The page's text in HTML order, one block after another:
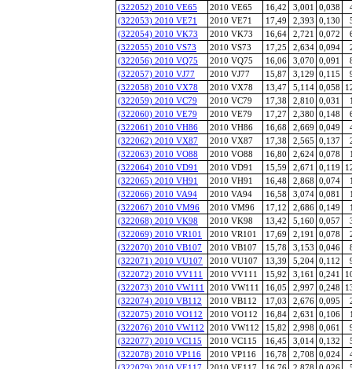
(322052) 2010 VE65
2010 VE65 16,42 3,001 0,038
(322053) 2010 VE71
2010 VE71 17,49 2,393 0,130
(322054) 2010 VK73
2010 VK73 16,64 2,721 0,072
(322055) 2010 VS73
2010 VS73 17,25 2,634 0,094
(322056) 2010 VQ75
2010 VQ75 16,06 3,070 0,091
(322057) 2010 VJ77
2010 VJ77 15,87 3,129 0,115
(322058) 2010 VX78
2010 VX78 13,47 5,114 0,058
(322059) 2010 VC79
2010 VC79 17,38 2,810 0,031
(322060) 2010 VE79
2010 VE79 17,27 2,380 0,148
(322061) 2010 VH86
2010 VH86 16,68 2,669 0,049
(322062) 2010 VX87
2010 VX87 17,38 2,565 0,137
(322063) 2010 VO88
2010 VO88 16,80 2,624 0,078
(322064) 2010 VD91
2010 VD91 15,59 2,671 0,119
(322065) 2010 VH91
2010 VH91 16,48 2,868 0,074
(322066) 2010 VA94
2010 VA94 16,58 3,074 0,081
(322067) 2010 VM96
2010 VM96 17,12 2,686 0,149
(322068) 2010 VK98
2010 VK98 13,42 5,160 0,057
(322069) 2010 VR101
2010 VR101 17,69 2,191 0,078
(322070) 2010 VB107
2010 VB107 15,78 3,153 0,046
(322071) 2010 VU107
2010 VU107 13,39 5,204 0,112
(322072) 2010 VV111
2010 VV111 15,92 3,161 0,241
(322073) 2010 VW111
2010 VW111 16,05 2,997 0,248
(322074) 2010 VB112
2010 VB112 17,03 2,676 0,095
(322075) 2010 VO112
2010 VO112 16,84 2,631 0,106
(322076) 2010 VW112
2010 VW112 15,82 2,998 0,061
(322077) 2010 VC115
2010 VC115 16,45 3,014 0,132
(322078) 2010 VP116
2010 VP116 16,78 2,708 0,024